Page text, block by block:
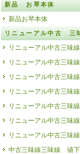
新品 お琴本体
新品お琴本体
リニューアル中古 三
リニューアル中古三味
リニューアル中古三味
リニューアル中古三
リニューアル中古三
リニューアル中古三
リニューアル中古三
リニューアル中古三
中古三味線三味線 値